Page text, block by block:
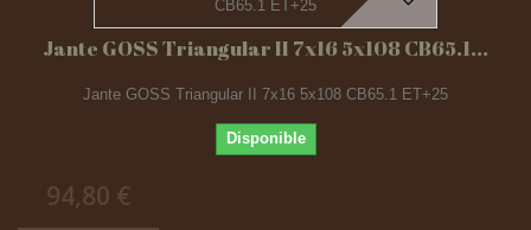
Jante GOSS Triangular II 7x16 5x108 CB65.1...
Jante GOSS Triangular II 7x16 5x108 CB65.1 ET+25
Disponible
94,80 €